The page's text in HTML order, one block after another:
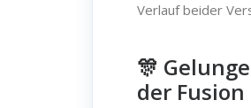
Verlauf beider
🎊
der Fusion